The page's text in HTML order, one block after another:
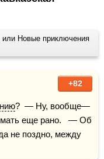
или Новые приключения
+82
?  — Ну, вообще—
еще рано.   — Об
не поздно, между